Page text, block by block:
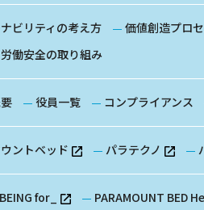
ビリティの考え方 価値創造プロ
働安全の取り組み
役員一覧 コンプライアンス
ントベッド パラテクノ
for_ PARAMOUNT BED